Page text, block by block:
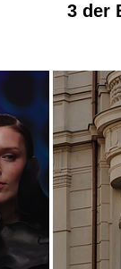
3 der